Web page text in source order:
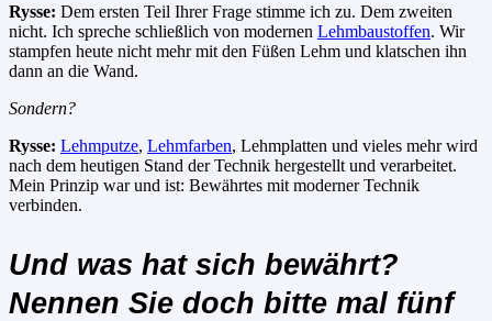
Rysse: Dem ersten Teil Ihrer Frage stimme ich zu. Dem zweiten
nicht. Ich spreche schließlich von modernen Lehmbaustoffen. Wir
stampfen heute nicht mehr mit den Füßen Lehm und klatschen ihn
dann an die Wand.
Sondern?
Rysse: Lehmputze, Lehmfarben, Lehmplatten und vieles mehr wird
nach dem heutigen Stand der Technik hergestellt und verarbeitet.
Mein Prinzip war und ist: Bewährtes mit moderner Technik
verbinden.
Und was hat sich bewährt?
Nennen Sie doch bitte mal fünf